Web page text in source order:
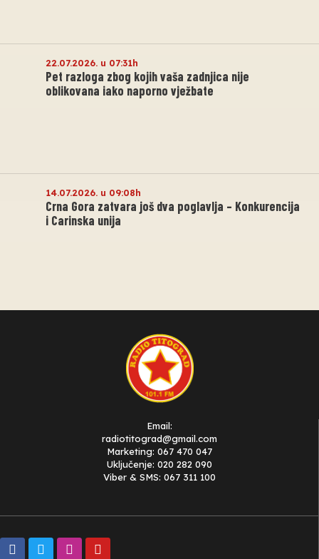
22.07.2026. u 07:31h
Pet razloga zbog kojih vaša zadnjica nije
oblikovana iako naporno vježbate
14.07.2026. u 09:08h
Crna Gora zatvara još dva poglavlja – Konkurencija
i Carinska unija
Email:
radiotitograd@gmail.com
Marketing: 067 470 047
Uključenje: 020 282 090
Viber & SMS: 067 311 100